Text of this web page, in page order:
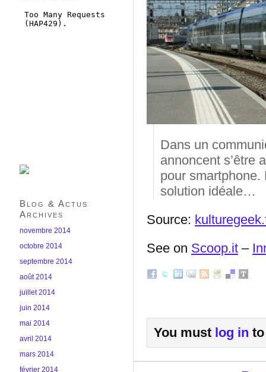
Dans un
annoncent s’être
pour
solution idéale…
Source:
See on Scoop.it –
You must log in
Blog & Actus
Archives
novembre 2014
octobre 2014
septembre 2014
août 2014
juillet 2014
juin 2014
mai 2014
avril 2014
mars 2014
février 2014